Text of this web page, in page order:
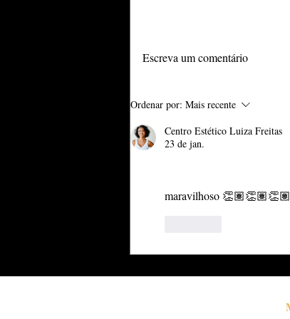
EXOSSOMOS
NOVA GERAÇÃO DA
REGENERATIVA*
Escreva um comentário
Ordenar por: Mais recente
Centro Estético Luiza Freitas
23 de jan.
maravilhoso